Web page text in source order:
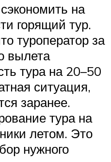
на
горящий тур.
туроператор за
вылета
тура на 20–50
ситуация,
заранее.
тура на
летом. Это
нужного